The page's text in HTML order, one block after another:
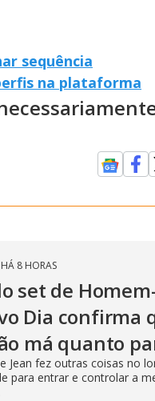
sequência
na plataforma
HÁ 8 HORAS
set de
Dia confirma
má quanto
Jean fez outras coisas no
para entrar e controlar a